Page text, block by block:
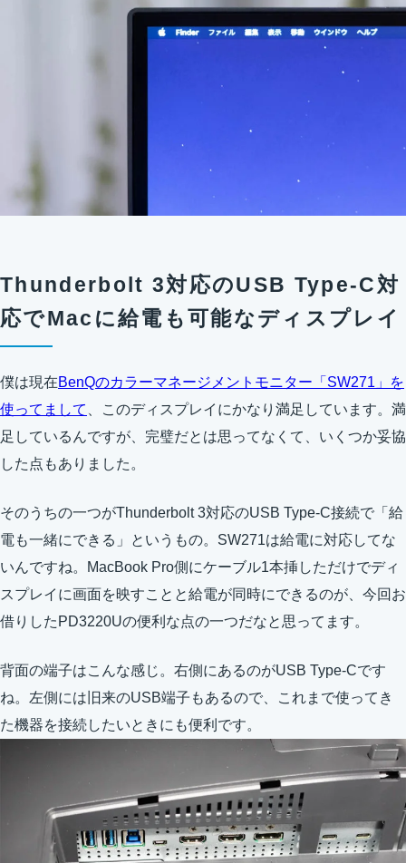
Thunderbolt 3対応のUSB Type-C対
応でMacに給電も可能なディスプレイ
僕は現在BenQのカラーマネージメントモニター「SW271」を
使ってまして
、このディスプレイにかなり満足しています。満
足しているんですが、完璧だとは思ってなくて、いくつか妥協
した点もありました。
そのうちの一つがThunderbolt 3対応のUSB Type-C接続で「給
電も一緒にできる」というもの。SW271は給電に対応してな
いんですね。MacBook Pro側にケーブル1本挿しただけでディ
スプレイに画面を映すことと給電が同時にできるのが、今回お
借りしたPD3220Uの便利な点の一つだなと思ってます。
背面の端子はこんな感じ。右側にあるのがUSB Type-Cです
ね。左側には旧来のUSB端子もあるので、これまで使ってき
た機器を接続したいときにも便利です。